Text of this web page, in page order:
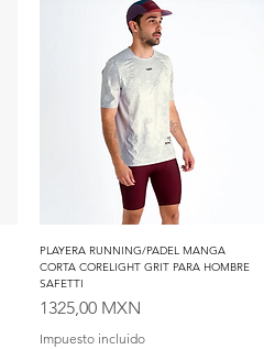
PLAYERA RUNNING/PADEL MANGA
CORTA CORELIGHT GRIT PARA HOMBRE
SAFETTI
Precio
1325,00 MXN
Impuesto incluido